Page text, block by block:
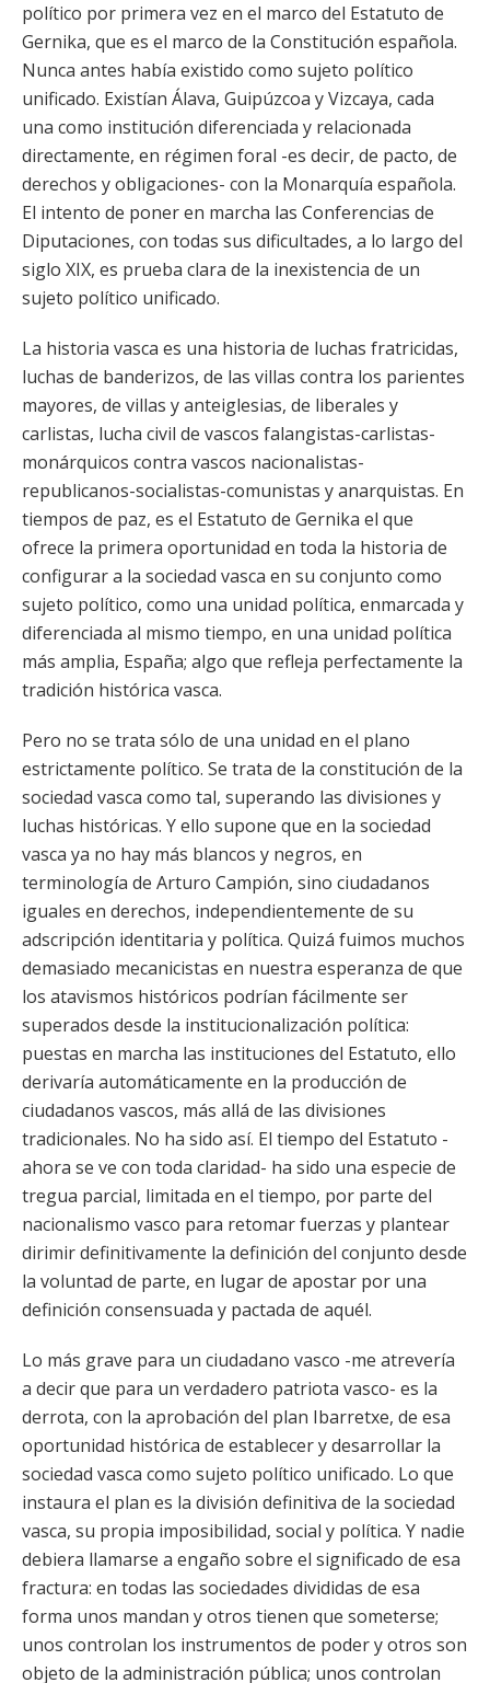
político por primera vez en el marco del Estatuto de
Gernika, que es el marco de la Constitución española.
Nunca antes había existido como sujeto político
unificado. Existían Álava, Guipúzcoa y Vizcaya, cada
una como institución diferenciada y relacionada
directamente, en régimen foral -es decir, de pacto, de
derechos y obligaciones- con la Monarquía española.
El intento de poner en marcha las Conferencias de
Diputaciones, con todas sus dificultades, a lo largo del
siglo XIX, es prueba clara de la inexistencia de un
sujeto político unificado.
La historia vasca es una historia de luchas fratricidas,
luchas de banderizos, de las villas contra los parientes
mayores, de villas y anteiglesias, de liberales y
carlistas, lucha civil de vascos falangistas-carlistas-
monárquicos contra vascos nacionalistas-
republicanos-socialistas-comunistas y anarquistas. En
tiempos de paz, es el Estatuto de Gernika el que
ofrece la primera oportunidad en toda la historia de
configurar a la sociedad vasca en su conjunto como
sujeto político, como una unidad política, enmarcada y
diferenciada al mismo tiempo, en una unidad política
más amplia, España; algo que refleja perfectamente la
tradición histórica vasca.
Pero no se trata sólo de una unidad en el plano
estrictamente político. Se trata de la constitución de la
sociedad vasca como tal, superando las divisiones y
luchas históricas. Y ello supone que en la sociedad
vasca ya no hay más blancos y negros, en
terminología de Arturo Campión, sino ciudadanos
iguales en derechos, independientemente de su
adscripción identitaria y política. Quizá fuimos muchos
demasiado mecanicistas en nuestra esperanza de que
los atavismos históricos podrían fácilmente ser
superados desde la institucionalización política:
puestas en marcha las instituciones del Estatuto, ello
derivaría automáticamente en la producción de
ciudadanos vascos, más allá de las divisiones
tradicionales. No ha sido así. El tiempo del Estatuto -
ahora se ve con toda claridad- ha sido una especie de
tregua parcial, limitada en el tiempo, por parte del
nacionalismo vasco para retomar fuerzas y plantear
dirimir definitivamente la definición del conjunto desde
la voluntad de parte, en lugar de apostar por una
definición consensuada y pactada de aquél.
Lo más grave para un ciudadano vasco -me atrevería
a decir que para un verdadero patriota vasco- es la
derrota, con la aprobación del plan Ibarretxe, de esa
oportunidad histórica de establecer y desarrollar la
sociedad vasca como sujeto político unificado. Lo que
instaura el plan es la división definitiva de la sociedad
vasca, su propia imposibilidad, social y política. Y nadie
debiera llamarse a engaño sobre el significado de esa
fractura: en todas las sociedades divididas de esa
forma unos mandan y otros tienen que someterse;
unos controlan los instrumentos de poder y otros son
objeto de la administración pública; unos controlan